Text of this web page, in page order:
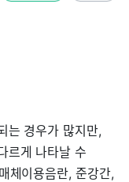
는 경우가 많지만,
르게 나타날 수
체이용음란, 준강간,